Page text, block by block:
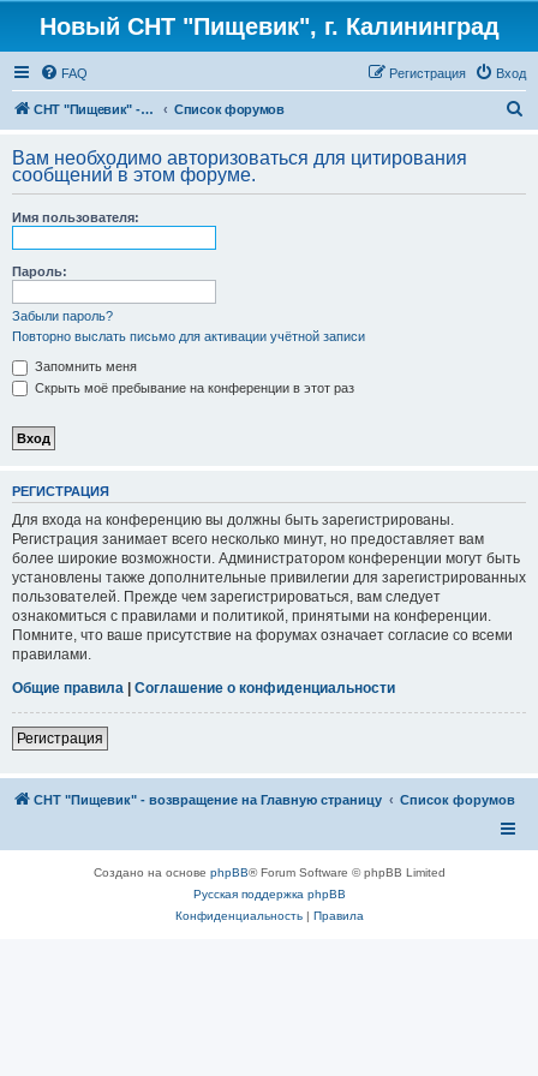
Новый СНТ "Пищевик", г. Калининград
FAQ Вход
Регистрация
СНТ "Пищевик" - возвращение на Главную страницу Список форумов
с
Вам необходимо авторизоваться для цитирования
сообщений в этом форуме.
Имя пользователя:
Пароль:
Забыли пароль?
Повторно выслать письмо для активации учётной записи
Запомнить меня
Скрыть моё пребывание на конференции в этот раз
РЕГИСТРАЦИЯ
Для входа на конференцию вы должны быть зарегистрированы.
Регистрация занимает всего несколько минут, но предоставляет вам
более широкие возможности. Администратором конференции могут быть
установлены также дополнительные привилегии для зарегистрированных
пользователей. Прежде чем зарегистрироваться, вам следует
ознакомиться с правилами и политикой, принятыми на конференции.
Помните, что ваше присутствие на форумах означает согласие со всеми
правилами.
Общие правила | Соглашение о конфиденциальности
Регистрация
СНТ "Пищевик" - возвращение на Главную страницу Список форумов
Создано на основе phpBB® Forum Software © phpBB Limited
Русская поддержка phpBB
Конфиденциальность| Правила